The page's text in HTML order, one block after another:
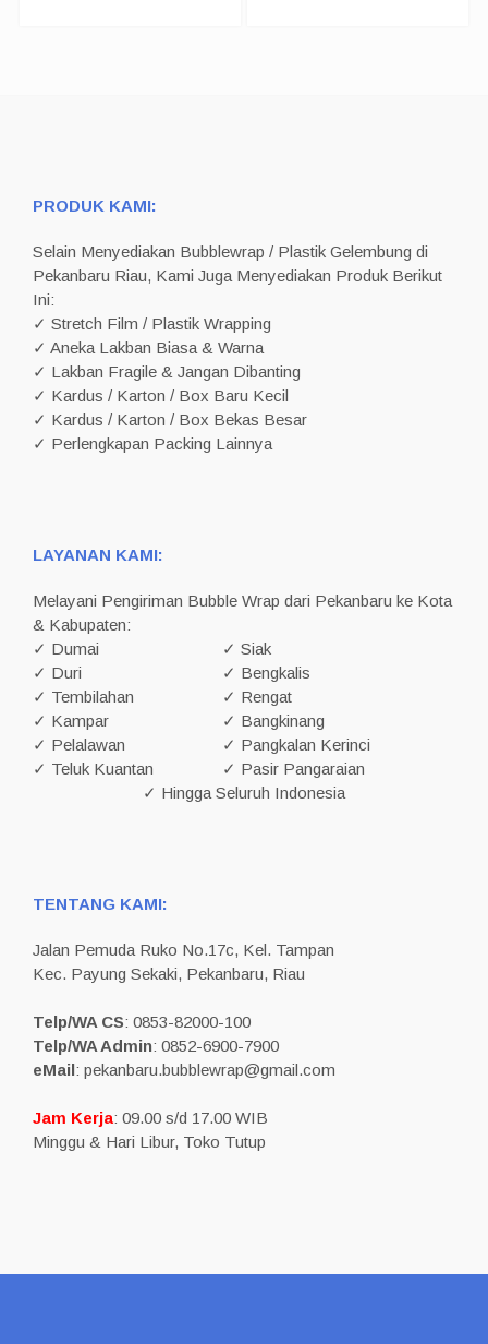
PRODUK KAMI:
Selain Menyediakan Bubblewrap / Plastik Gelembung di
Pekanbaru Riau, Kami Juga Menyediakan Produk Berikut
Ini:
✓ Stretch Film / Plastik Wrapping
✓ Aneka Lakban Biasa & Warna
✓ Lakban Fragile & Jangan Dibanting
✓ Kardus / Karton / Box Baru Kecil
✓ Kardus / Karton / Box Bekas Besar
✓ Perlengkapan Packing Lainnya
LAYANAN KAMI:
Melayani Pengiriman Bubble Wrap dari Pekanbaru ke Kota
& Kabupaten:
✓ Dumai
✓ Siak
✓ Duri
✓ Bengkalis
✓ Tembilahan
✓ Rengat
✓ Kampar
✓ Bangkinang
✓ Pelalawan
✓ Pangkalan Kerinci
✓ Teluk Kuantan
✓ Pasir Pangaraian
✓ Hingga Seluruh Indonesia
TENTANG KAMI:
Jalan Pemuda Ruko No.17c, Kel. Tampan
Kec. Payung Sekaki, Pekanbaru, Riau
Telp/WA CS: 0853-82000-100
Telp/WA Admin: 0852-6900-7900
eMail: pekanbaru.bubblewrap@gmail.com
Jam Kerja: 09.00 s/d 17.00 WIB
Minggu & Hari Libur, Toko Tutup